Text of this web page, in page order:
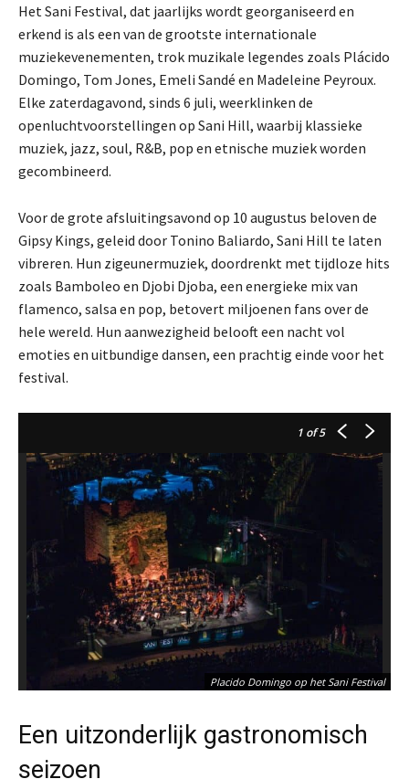
Het Sani Festival, dat jaarlijks wordt georganiseerd en
erkend is als een van de grootste internationale
muziekevenementen, trok muzikale legendes zoals Plácido
Domingo, Tom Jones, Emeli Sandé en Madeleine Peyroux.
Elke zaterdagavond, sinds 6 juli, weerklinken de
openluchtvoorstellingen op Sani Hill, waarbij klassieke
muziek, jazz, soul, R&B, pop en etnische muziek worden
gecombineerd.
Voor de grote afsluitingsavond op 10 augustus beloven de
Gipsy Kings, geleid door Tonino Baliardo, Sani Hill te laten
vibreren. Hun zigeunermuziek, doordrenkt met tijdloze hits
zoals Bamboleo en Djobi Djoba, een energieke mix van
flamenco, salsa en pop, betovert miljoenen fans over de
hele wereld. Hun aanwezigheid belooft een nacht vol
emoties en uitbundige dansen, een prachtig einde voor het
festival.
1 of 5
Placido Domingo op het Sani Festival
Een uitzonderlijk gastronomisch
seizoen